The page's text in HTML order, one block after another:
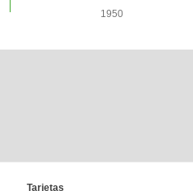
1950
Tarjetas